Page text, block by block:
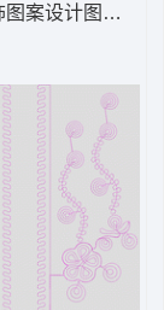
图案设计图 绳绣